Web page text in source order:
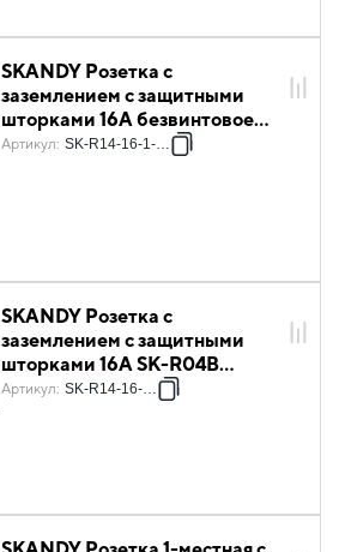
SKANDY Розетка с
заземлением с защитными
шторками 16А безвинтовое
крепление SK-R06B бежевый
Артикул: SK-R14-16-1-K10
SKANDY Розетка с
заземлением с защитными
шторками 16А SK-R04B
бежевый IEK
Артикул: SK-R14-16-K10